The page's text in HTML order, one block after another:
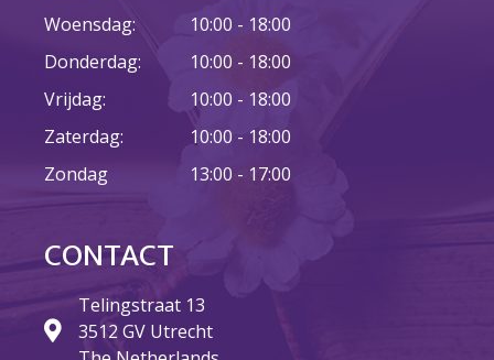
februari 2022
januari 2022
oktober 2021
september 2021
juni 2021
april 2021
Woensdag:
Donderdag:
Vrijdag:
Zaterdag:
Zondag
10:00 - 18:00
10:00 - 18:00
10:00 - 18:00
10:00 - 18:00
13:00 - 17:00
CONTACT
Telingstraat 13
3512 GV Utrecht